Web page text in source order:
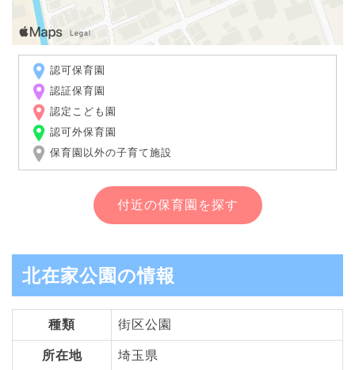
認可保育園
認証保育園
認定こども園
認可外保育園
保育園以外の子育て施設
付近の保育園を探す
北在家公園の情報
種類 街区公園
所在地 埼玉県